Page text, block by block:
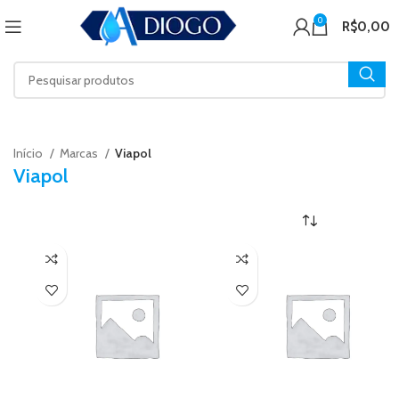
0 R$0,00
Início Marcas Viapol
Viapol